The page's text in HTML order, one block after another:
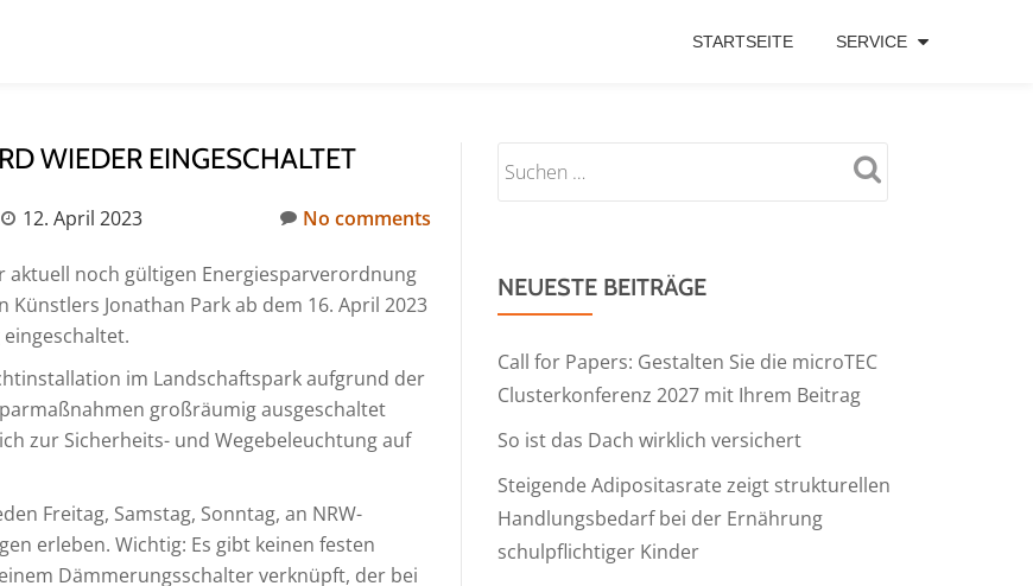
STARTSEITE SERVICE
WIEDER EINGESCHALTET
12. April 2023 No comments
noch gültigen Energiesparverordnung
Jonathan Park ab dem 16. April 2023
im Landschaftspark aufgrund der
großräumig ausgeschaltet
zur Sicherheits- und Wegebeleuchtung auf
Freitag, Samstag, Sonntag, an NRW-
erleben. Wichtig: Es gibt keinen festen
Dämmerungsschalter verknüpft, der bei
NEUESTE BEITRÄGE
Call for Papers: Gestalten Sie die microTEC
Clusterkonferenz 2027 mit Ihrem Beitrag
So ist das Dach wirklich versichert
Steigende Adipositasrate zeigt strukturellen
Handlungsbedarf bei der Ernährung
schulpflichtiger Kinder